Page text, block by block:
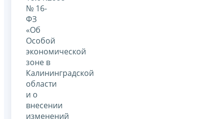
№ 16-
ФЗ
«Об
Особой
экономической
зоне в
Калининградской
области
и о
внесении
изменений